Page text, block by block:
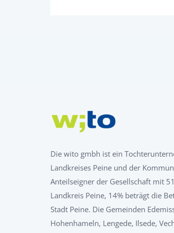
Die wito gmbh ist ein
Landkreises Peine und der
Anteilseigner der Gesellschaft mit
Landkreis Peine, 14% beträgt die
Stadt Peine. Die Gemeinden
Hohenhameln, Lengede, Ilsede,